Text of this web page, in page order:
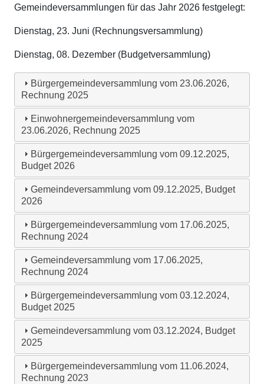
Gemeindeversammlungen für das Jahr 2026 festgelegt:
Dienstag, 23. Juni (Rechnungsversammlung)
Dienstag, 08. Dezember (Budgetversammlung)
Bürgergemeindeversammlung vom 23.06.2026,
Rechnung 2025
Einwohnergemeindeversammlung vom
23.06.2026, Rechnung 2025
Bürgergemeindeversammlung vom 09.12.2025,
Budget 2026
Gemeindeversammlung vom 09.12.2025, Budget
2026
Bürgergemeindeversammlung vom 17.06.2025,
Rechnung 2024
Gemeindeversammlung vom 17.06.2025,
Rechnung 2024
Bürgergemeindeversammlung vom 03.12.2024,
Budget 2025
Gemeindeversammlung vom 03.12.2024, Budget
2025
Bürgergemeindeversammlung vom 11.06.2024,
Rechnung 2023